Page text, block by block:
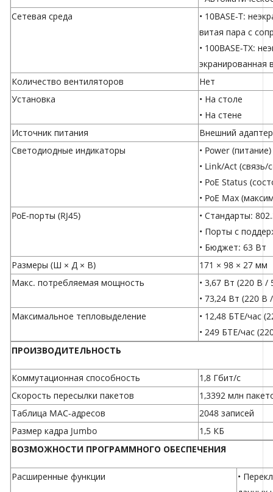
Сетевая среда
• 10BASE-T:
витая пара с
• 100BASE-TX:
экранированная
Количество вентиляторов
Нет
Установка
• На столе
• На стене
Источник питания
Внешний
Светодиодные индикаторы
• Power (питание)
• Link/Act (связь/
• PoE Status
• PoE Max
PoE-порты (RJ45)
• Стандарты:
• Порты с
• Бюджет: 63 Вт
Размеры (Ш × Д × В)
171 × 98 × 27 мм
Макс. потребляемая мощность
• 3,67 Вт (220 В /
• 73,24 Вт (220 В
Максимальное тепловыделение
• 12,48 БТЕ/час
• 249 БТЕ/час
ПРОИЗВОДИТЕЛЬНОСТЬ
Коммутационная способность
1,8 Гбит/с
Скорость пересылки пакетов
1,3392 млн
Таблица MAC-адресов
2048 записей
Размер кадра Jumbo
1,5 КБ
ВОЗМОЖНОСТИ ПРОГРАММНОГО ОБЕСПЕЧЕНИЯ
Расширенные функции
•